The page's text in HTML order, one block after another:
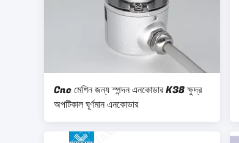
Cnc মেশিন জন্য স্পন্দন এনকোডার K38 ক্ষুদ্র
অপটিকাল ঘূর্ণমান এনকোডার